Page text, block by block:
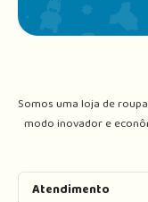
Somos uma loja de
modo inovador e
Atendimento